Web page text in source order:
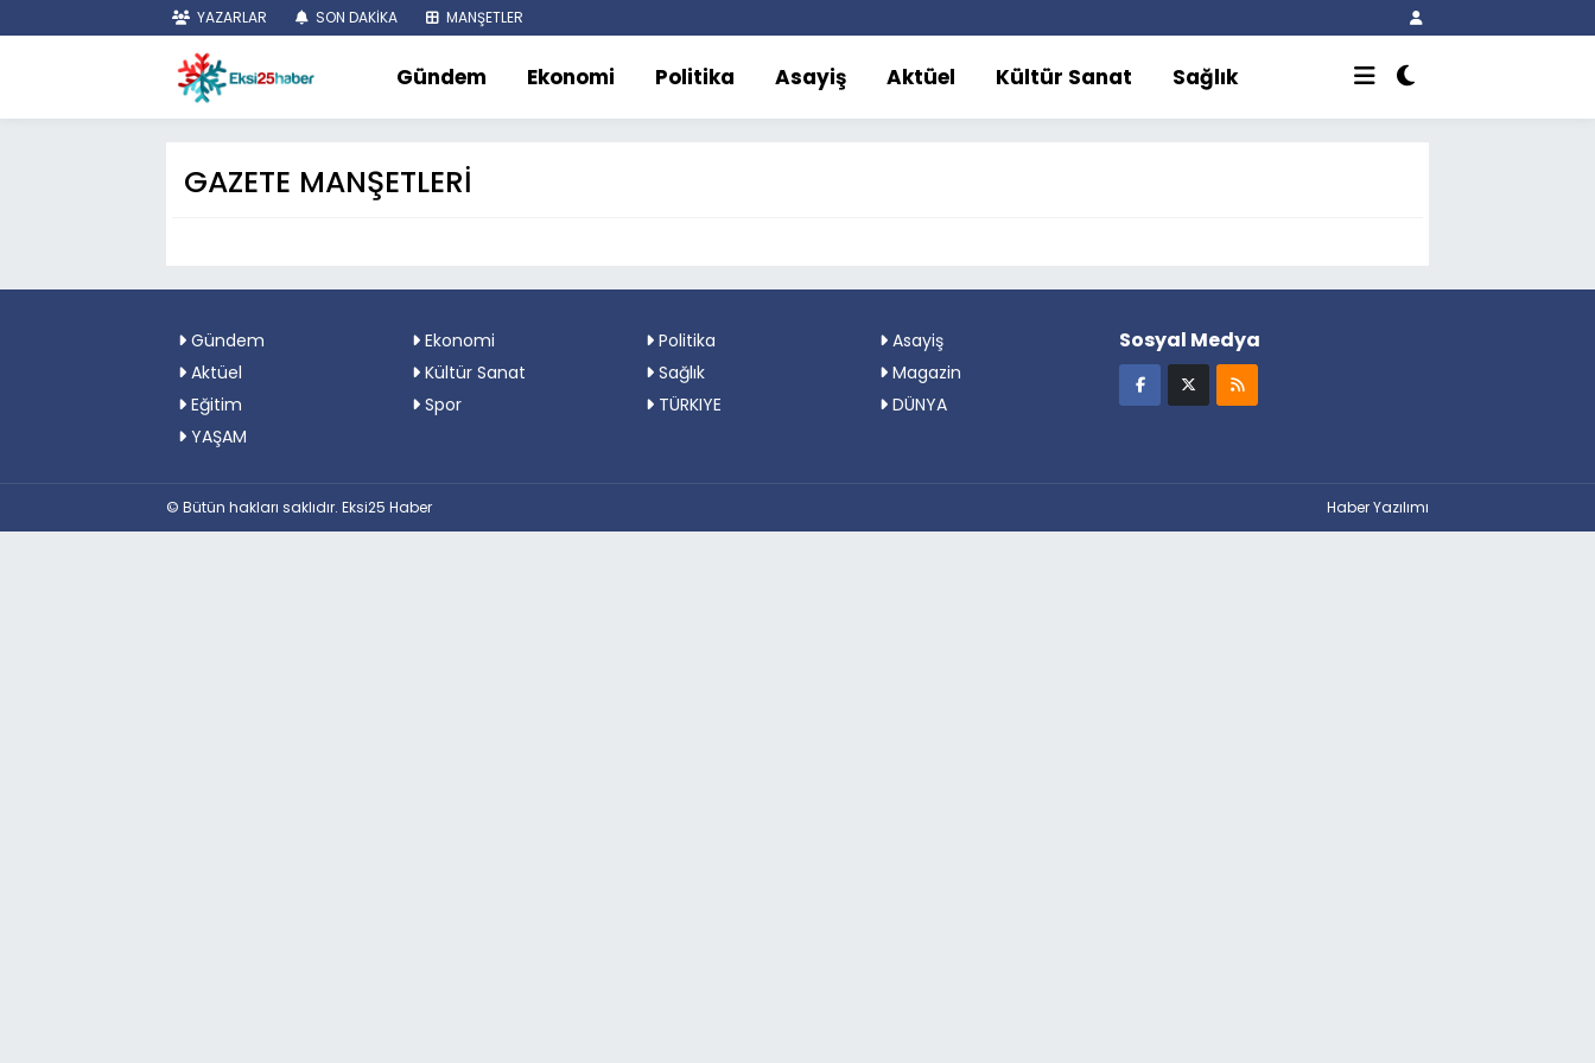
YAZARLAR SON DAKİKA MANŞETLER
Gündem Ekonomi Politika Asayiş Aktüel Kültür Sanat Sağlık
GAZETE MANŞETLERİ
Gündem Ekonomi Politika
Asayiş
Aktüel
Kültür Sanat Sağlık
Magazin
Eğitim
Spor TÜRKIYE
DÜNYA
YAŞAM
Sosyal Medya
© Bütün hakları saklıdır. Eksi25 Haber Haber Yazılımı